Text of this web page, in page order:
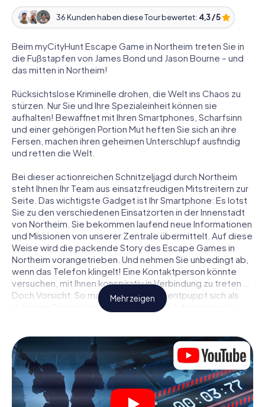
36 Kunden haben diese Tour bewertet: 4,3 / 5
Beim myCityHunt Escape Game in Northeim treten Sie in
die Fußstapfen von James Bond und Jason Bourne – und
das mitten in Northeim!
Rücksichtslose Kriminelle drohen, die Welt ins Chaos zu
stürzen. Nur Sie und Ihre Spezialeinheit können sie
aufhalten! Bewaffnet mit Ihren Smartphones, Scharfsinn
und einer gehörigen Portion Mut heften Sie sich an ihre
Fersen, machen ihren geheimen Unterschlupf ausfindig
und retten die Welt.
Bei dieser actionreichen Schnitzeljagd durch Northeim
steht Ihnen Ihr Team aus einsatzfreudigen Mitstreitern zur
Seite. Das wichtigste Gadget ist Ihr Smartphone: Es lotst
Sie zu den verschiedenen Einsatzorten in der Innenstadt
von Northeim. Sie bekommen laufend neue Informationen
und Missionen von unserer Zentrale übermittelt. Auf diese
Weise wird die packende Story des Escape Games in
Northeim vorangetrieben. Und nehmen Sie unbedingt ab,
wenn das Telefon klingelt! Eine Kontaktperson könnte
versuchen, mit Ihnen konspirativ in Verbindung zu treten …
Doch Vorsicht: So mancher Informant entpuppt sich als
dubioser Doppelagent und so manche Information als
Sie niemandem!
Anders als in einem klassischen Escape Room in Northeim
sind Sie also nicht in ein Zimmer eingesperrt, aus dem Sie
sich in einem vorgegebenen Zeitfenster befreien
müssen. Diese Smartphone Schnitzeljagd erklärt ganz
Mehr zeigen